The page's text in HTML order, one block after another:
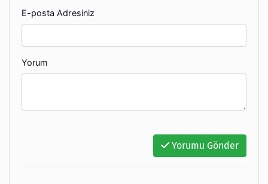
E-posta Adresiniz
Yorum
Yorumu Gönder